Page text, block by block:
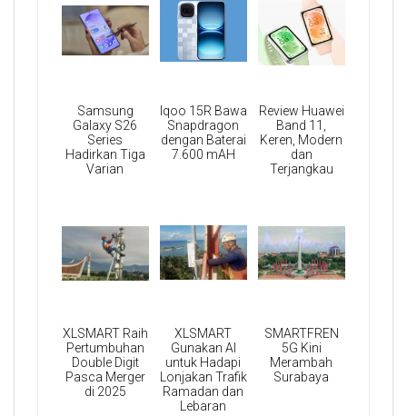
Samsung
Galaxy S26
Series
Hadirkan Tiga
Varian
Iqoo 15R Bawa
Snapdragon
dengan Baterai
7.600 mAH
Review Huawei
Band 11,
Keren, Modern
dan
Terjangkau
XLSMART Raih
Pertumbuhan
Double Digit
Pasca Merger
di 2025
XLSMART
Gunakan AI
untuk Hadapi
Lonjakan Trafik
Ramadan dan
Lebaran
SMARTFREN
5G Kini
Merambah
Surabaya